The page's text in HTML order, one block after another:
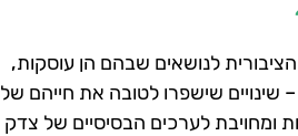
לנושאים שבהם הן עוסקות,
שישפרו לטובה את חייהם של
ומחויבת לערכים הבסיסיים של צדק